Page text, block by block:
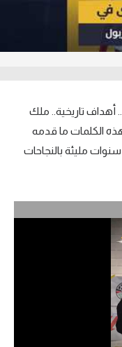
أهداف تاريخية.. ملك
الكلمات ما قدمه
محمد صلاح مع ناديه ليفربول على مدار 9 سنوات مليئة بالنجاحات